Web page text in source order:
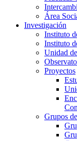
Área
Investigación
Instituto
Instituto
Unidad
Proyectos
Grupos